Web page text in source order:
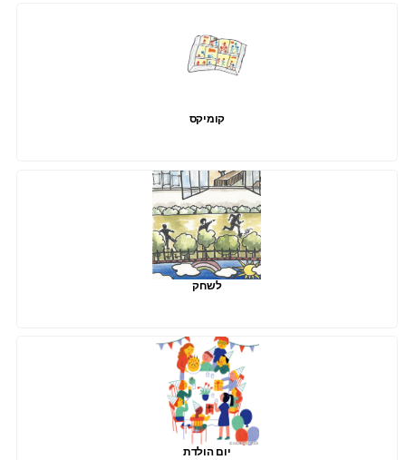
קומיקס
לשחק
יום הולדת